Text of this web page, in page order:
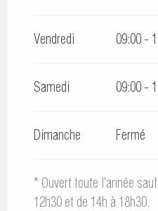
Vendredi 09:00 -
Samedi 09:00 -
Dimanche Fermé
* Ouvert toute l'année
12h30 et de 14h à 18h30.